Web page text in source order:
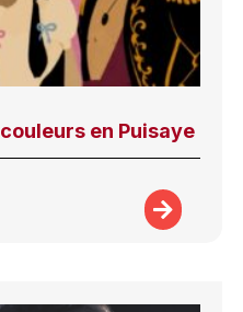
en Puisaye